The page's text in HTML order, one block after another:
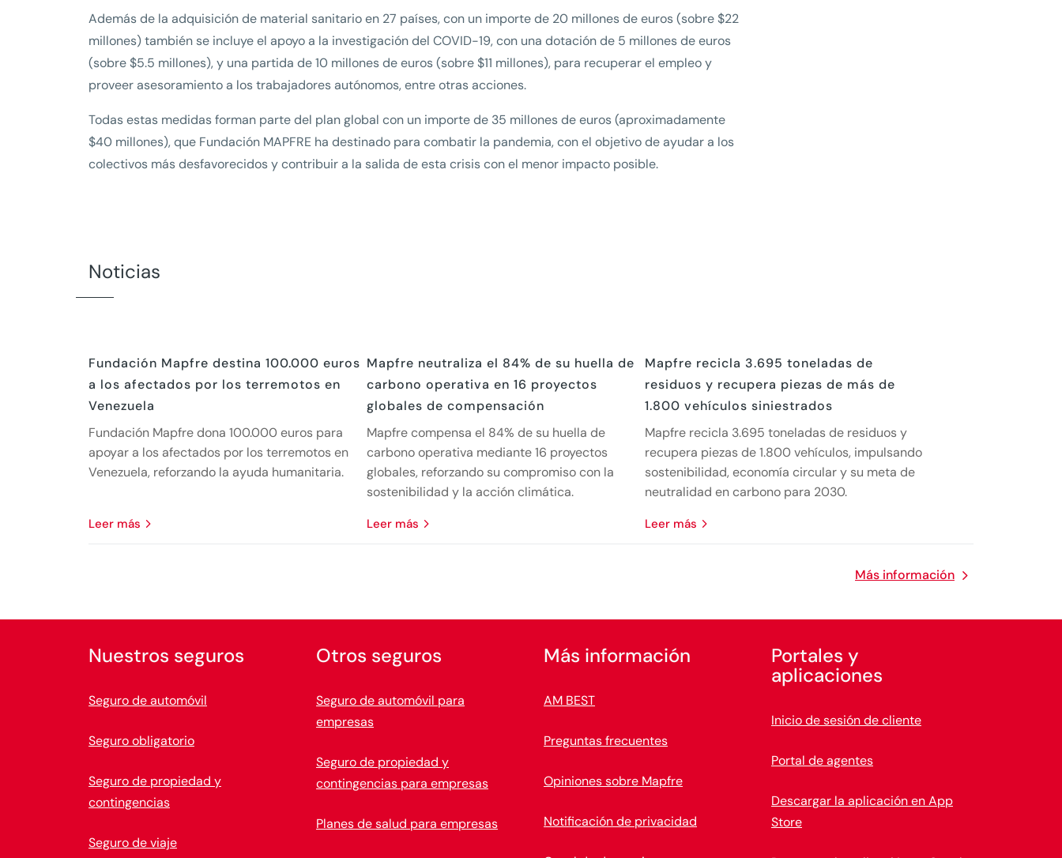
Además de la adquisición de material sanitario en 27 países, con un importe de 20 millones de euros (sobre $22
millones) también se incluye el apoyo a la investigación del COVID-19, con una dotación de 5 millones de euros
(sobre $5.5 millones), y una partida de 10 millones de euros (sobre $11 millones), para recuperar el empleo y
proveer asesoramiento a los trabajadores autónomos, entre otras acciones.
Todas estas medidas forman parte del plan global con un importe de 35 millones de euros (aproximadamente
$40 millones), que Fundación MAPFRE ha destinado para combatir la pandemia, con el objetivo de ayudar a los
colectivos más desfavorecidos y contribuir a la salida de esta crisis con el menor impacto posible.
Noticias
Fundación Mapfre destina 100.000 euros
a los afectados por los terremotos en
Venezuela
Fundación Mapfre dona 100.000 euros para
apoyar a los afectados por los terremotos en
Venezuela, reforzando la ayuda humanitaria.
leer más
Mapfre neutraliza el 84% de su huella de
carbono operativa en 16 proyectos
globales de compensación
Mapfre compensa el 84% de su huella de
carbono operativa mediante 16 proyectos
globales, reforzando su compromiso con la
sostenibilidad y la acción climática.
leer más
Mapfre recicla 3.695 toneladas de
residuos y recupera piezas de más de
1.800 vehículos siniestrados
Mapfre recicla 3.695 toneladas de residuos y
recupera piezas de 1.800 vehículos, impulsando
sostenibilidad, economía circular y su meta de
neutralidad en carbono para 2030.
leer más
Más información
Nuestros seguros
Seguro de automóvil
Seguro obligatorio
Seguro de propiedad y
contingencias
Seguro de viaje
Otros seguros
Seguro de automóvil para
empresas
Seguro de propiedad y
contingencias para empresas
Planes de salud para empresas
Más información
AM BEST
Preguntas frecuentes
Opiniones sobre Mapfre
Notificación de privacidad
Portales y
aplicaciones
Inicio de sesión de cliente
Portal de agentes
Descargar la aplicación en App
Store